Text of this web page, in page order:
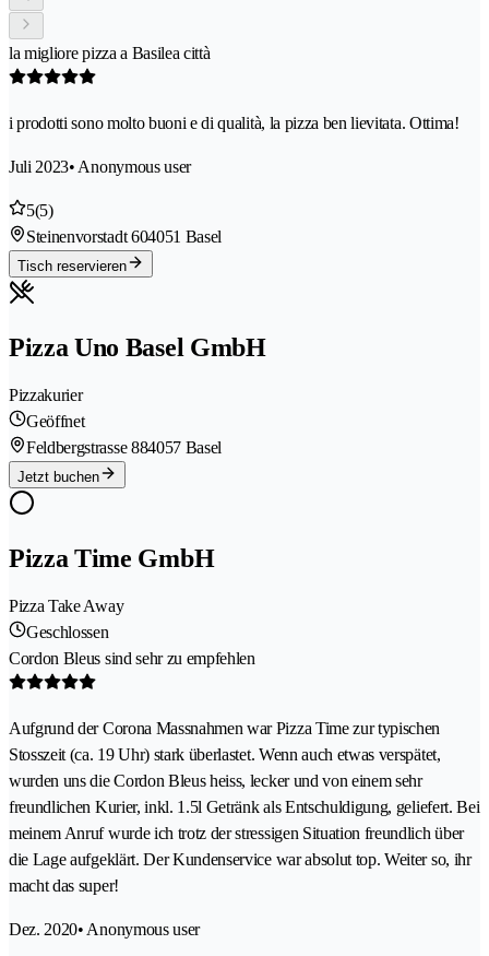
la migliore pizza a Basilea città
i prodotti sono molto buoni e di qualità, la pizza ben lievitata. Ottima!
Juli 2023• Anonymous user
5(5)
Steinenvorstadt 604051 Basel
Tisch reservieren
Pizza Uno Basel GmbH
Pizzakurier
Geöffnet
Feldbergstrasse 884057 Basel
Jetzt buchen
Pizza Time GmbH
Pizza Take Away
Geschlossen
Cordon Bleus sind sehr zu empfehlen
Aufgrund der Corona Massnahmen war Pizza Time zur typischen
Stosszeit (ca. 19 Uhr) stark überlastet. Wenn auch etwas verspätet,
wurden uns die Cordon Bleus heiss, lecker und von einem sehr
freundlichen Kurier, inkl. 1.5l Getränk als Entschuldigung, geliefert. Bei
meinem Anruf wurde ich trotz der stressigen Situation freundlich über
die Lage aufgeklärt. Der Kundenservice war absolut top. Weiter so, ihr
macht das super!
Dez. 2020• Anonymous user